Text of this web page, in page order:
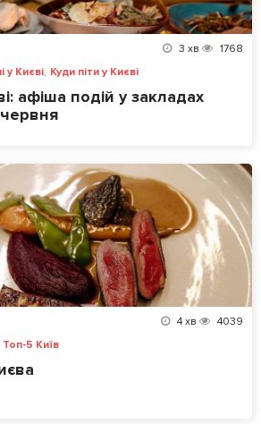
3 хв
1768
у Києві, Куди піти у Києві
афіша подій у закладах
червня
4 хв
4039
Топ-5 Київ